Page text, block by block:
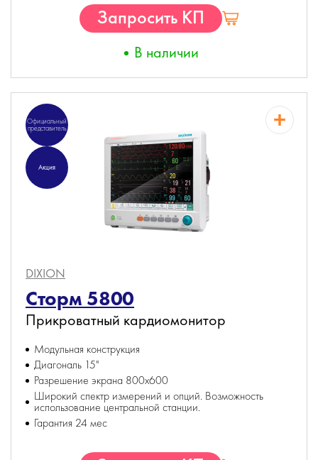
Запросить КП
В наличии
Официальный
представитель
Акция
DIXION
Сторм 5800
Прикроватный кардиомонитор
Модульная конструкция
Диагональ 15"
Разрешение экрана 800х600
Широкий спектр измерений и опций. Возможность
использование центральной станции.
Гарантия 24 мес